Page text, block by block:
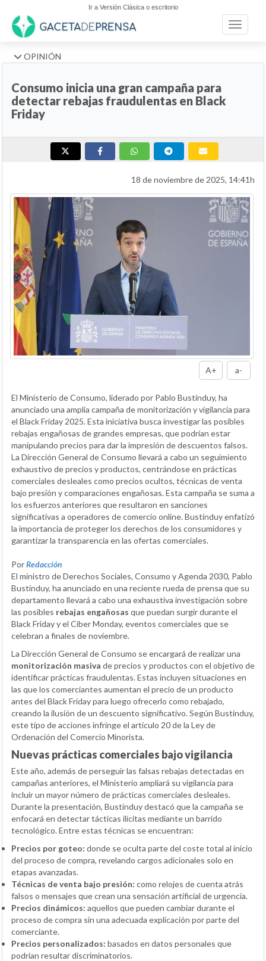
Ir a Versión Clásica o escritorio
Toggle
OPINIÓN
Consumo inicia una gran campaña para
detectar rebajas fraudulentas en Black
Friday
18 de noviembre de 2025, 14:41h
A+ a-
El Ministerio de Consumo, liderado por Pablo Bustinduy, ha
anunciado una amplia campaña de monitorización y vigilancia para
el Black Friday 2025. Esta iniciativa busca investigar las posibles
rebajas engañosas de grandes empresas, que podrían estar
manipulando precios para dar la impresión de descuentos falsos.
La Dirección General de Consumo llevará a cabo un seguimiento
exhaustivo de precios y productos, centrándose en prácticas
comerciales desleales como precios ocultos, técnicas de venta
bajo presión y comparaciones engañosas. Esta campaña se suma a
los esfuerzos anteriores que resultaron en sanciones
significativas a operadores de comercio online. Bustinduy enfatizó
la importancia de proteger los derechos de los consumidores y
garantizar la transparencia en las ofertas comerciales.
PorRedacción
El ministro de Derechos Sociales, Consumo y Agenda 2030, Pablo
Bustinduy, ha anunciado en una reciente rueda de prensa que su
departamento llevará a cabo una exhaustiva investigación sobre
las posibles rebajas engañosas que puedan surgir durante el
Black Friday y el Ciber Monday, eventos comerciales que se
celebran a finales de noviembre.
La Dirección General de Consumo se encargará de realizar una
monitorización masiva de precios y productos con el objetivo de
identificar prácticas fraudulentas. Estas incluyen situaciones en
las que los comerciantes aumentan el precio de un producto
antes del Black Friday para luego ofrecerlo como rebajado,
creando la ilusión de un descuento significativo. Según Bustinduy,
este tipo de acciones infringe el artículo 20 de la Ley de
Ordenación del Comercio Minorista.
Nuevas prácticas comerciales bajo vigilancia
Este año, además de perseguir las falsas rebajas detectadas en
campañas anteriores, el Ministerio ampliará su vigilancia para
incluir un mayor número de prácticas comerciales desleales.
Durante la presentación, Bustinduy destacó que la campaña se
enfocará en detectar tácticas ilícitas mediante un barrido
tecnológico. Entre estas técnicas se encuentran:
Precios por goteo: donde se oculta parte del coste total al inicio
del proceso de compra, revelando cargos adicionales solo en
etapas avanzadas.
Técnicas de venta bajo presión: como relojes de cuenta atrás
falsos o mensajes que crean una sensación artificial de urgencia.
Precios dinámicos: aquellos que pueden cambiar durante el
proceso de compra sin una adecuada explicación por parte del
comerciante.
Precios personalizados: basados en datos personales que
podrían resultar discriminatorios.